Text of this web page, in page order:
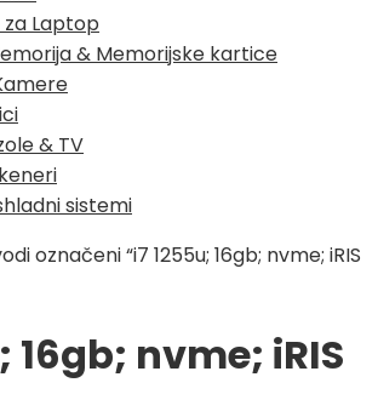
Laptop
& Memorijske kartice
& TV
sistemi
označeni “i7 1255u; 16gb; nvme; iRIS
16gb; nvme; iRIS